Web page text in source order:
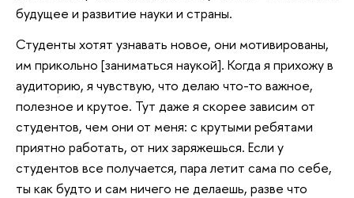
будущее и развитие науки и страны.
Студенты хотят узнавать новое, они мотивированы,
им прикольно [заниматься наукой]. Когда я прихожу в
аудиторию, я чувствую, что делаю что-то важное,
полезное и крутое. Тут даже я скорее зависим от
студентов, чем они от меня: с крутыми ребятами
приятно работать, от них заряжешься. Если у
студентов все получается, пара летит сама по себе,
ты как будто и сам ничего не делаешь, разве что